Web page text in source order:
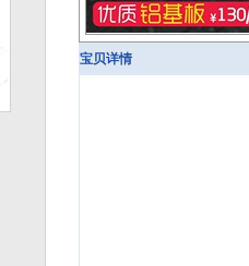
宝贝详情